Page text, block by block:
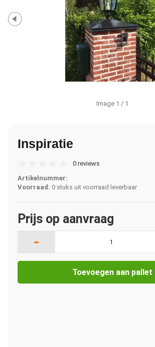
Image 1 / 1
Inspiratie
0 reviews
Artikelnummer:
Voorraad: 0 stuks uit voorraad leverbaar
Prijs op aanvraag
-
Toevoegen aan pallet